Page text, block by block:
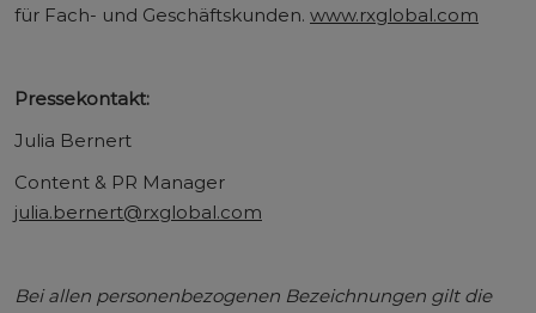
für Fach- und Geschäftskunden. www.rxglobal.com
Pressekontakt:
Julia Bernert
Content & PR Manager
julia.bernert@rxglobal.com
Bei allen personenbezogenen Bezeichnungen gilt die